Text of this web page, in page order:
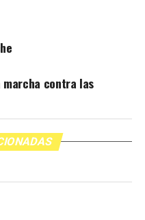
marcha contra las